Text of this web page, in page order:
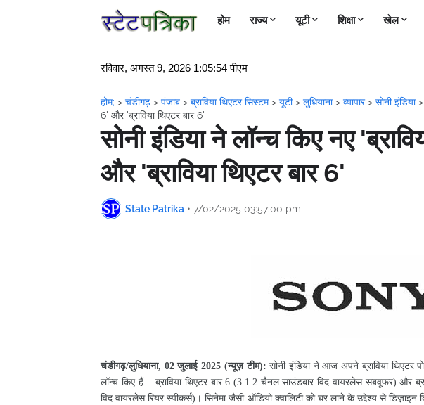
होम राज्य यूटी शिक्षा खेल
रविवार, अगस्त 9, 2026 1:05:55 पीएम
होम; > चंडीगढ़ > पंजाब > ब्राविया थिएटर सिस्टम> यूटी> लुधियाना> व्यापार> सोनी इंडिया>
6' और 'ब्राविया थिएटर बार 6'
सोनी इंडिया ने लॉन्च किए नए
और 'ब्राविया थिएटर बार 6'
State Patrika • 7/02/2025 03:57:00 pm
चंडीगढ़/लुधियाना, 02 जुलाई2025 (न्यूज़ टीम): सोनी इंडिया ने आज अपने ब्राविया थिएटर
लॉन्च किए हैं – ब्राविया थिएटर बार6 (3.1.2 चैनल साउंडबार विद वायरलेस सबवूफर)और
विद वायरलेस रियर स्पीकर्स) । सिनेमा जैसी ऑडियो क्वालिटी को घर लाने के उद्देश्य से डिज़ाइन